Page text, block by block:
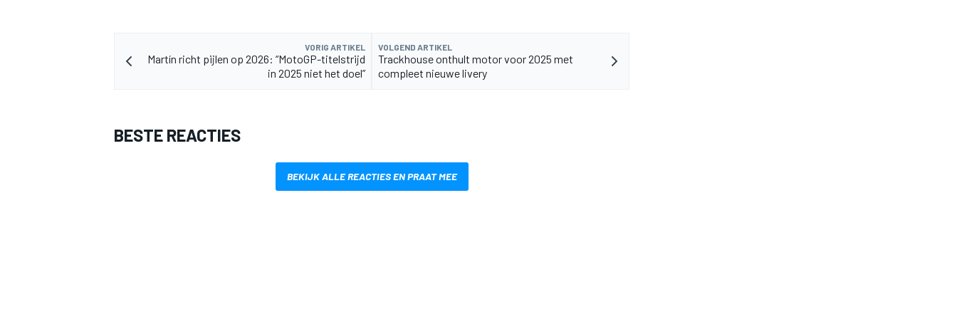
VORIG ARTIKEL
Martín richt pijlen op 2026: “MotoGP-titelstrijd
in 2025 niet het doel”
VOLGEND ARTIKEL
Trackhouse onthult motor voor 2025 met
compleet nieuwe livery
BESTE REACTIES
BEKIJK ALLE REACTIES EN PRAAT MEE